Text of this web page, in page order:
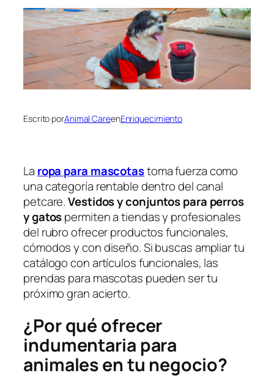
Escrito porAnimal CareenEnriquecimiento
La ropa para mascotastoma fuerza como
una categoría rentable dentro del canal
petcare.Vestidos y conjuntos para perros
y gatospermiten a tiendas y profesionales
del rubro ofrecer productos funcionales,
cómodos y con diseño. Si buscas ampliar tu
catálogo con artículos funcionales, las
prendas para mascotas pueden ser tu
próximo gran acierto.
¿Por qué ofrecer
indumentaria para
animales en tu negocio?